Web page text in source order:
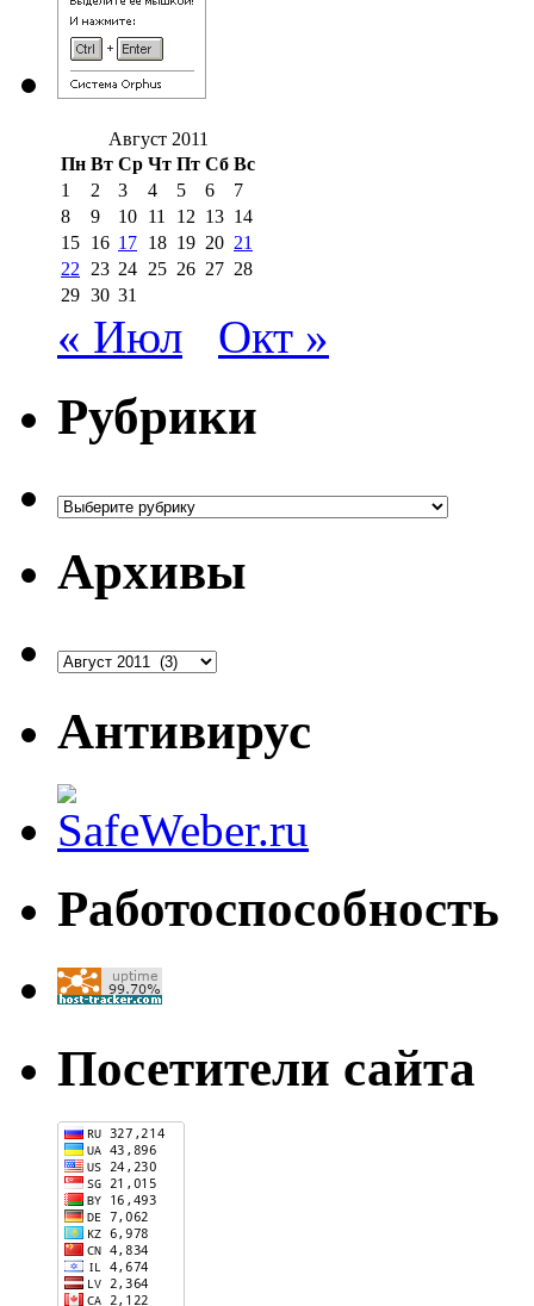
Август 2011
Пн Вт Ср Чт Пт Сб Вс
1
2 3 4 5 6
7
8
9 10 11 12 13 14
15 16 17 18 19 20 21
22
23 24 25 26 27 28
29 30 31
« Июл Окт »
Рубрики
Рубрики
Архивы
Антивирус
Работоспособность
Посетители сайта